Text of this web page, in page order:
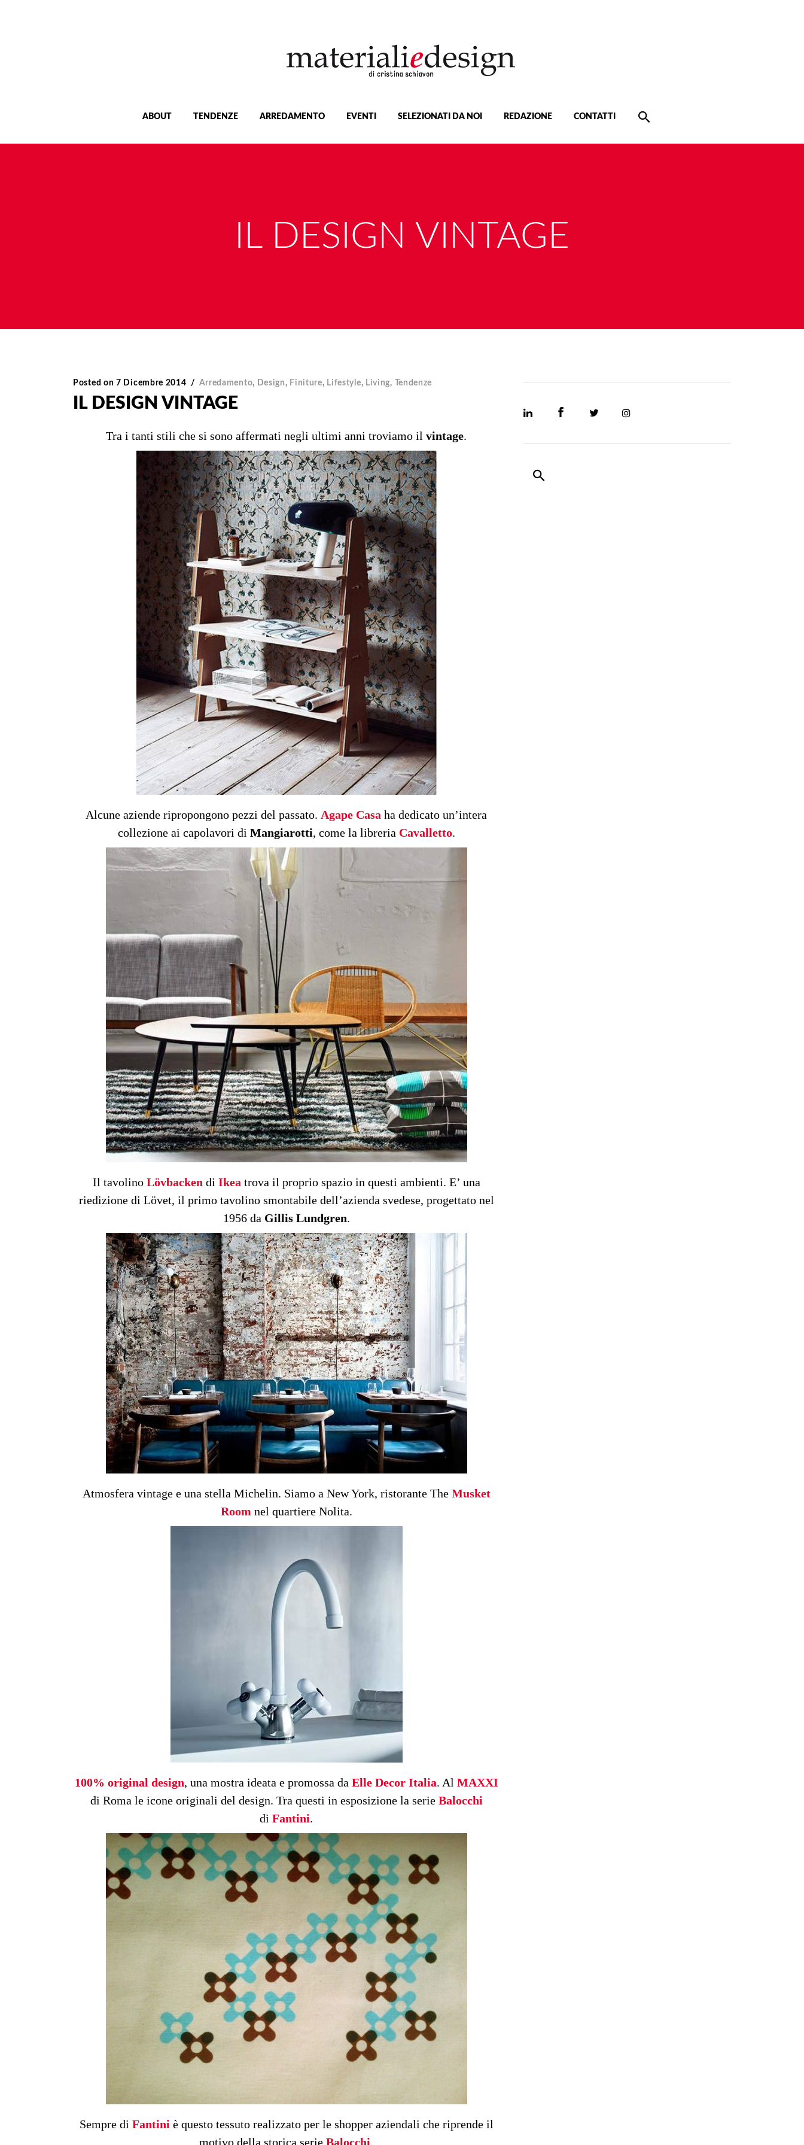
ABOUT TENDENZE ARREDAMENTO EVENTI SELEZIONATI DA NOI REDAZIONE CONTATTI
IL DESIGN VINTAGE
Posted on 7 Dicembre 2014 Arredamento, Design, Finiture, Lifestyle, Living, Tendenze
IL DESIGN VINTAGE
Tra i tanti stili che si sono affermati negli ultimi anni troviamo ilvintage.
Alcune aziende ripropongono pezzi del passato.Agape Casa ha dedicato un’intera
collezione ai capolavori di Mangiarotti, come la libreria Cavalletto.
Il tavolino Lövbackendi Ikeatrova il proprio spazio in questi ambienti. E’ una
riedizione di Lövet, il primo tavolino smontabile dell’azienda svedese, progettato nel
1956 da Gillis Lundgren.
Atmosfera vintage e una stella Michelin. Siamo a New York, ristorante The Musket
Roomnel quartiere Nolita.
100% original design, una mostra ideata e promossa da Elle Decor Italia. Al MAXXI
di Roma le icone originali del design. Tra questi in esposizione la serie Balocchi
diFantini.
Sempre di Fantiniè questo tessuto realizzato per le shopper aziendali che riprende il
motivo della storica serieBalocchi